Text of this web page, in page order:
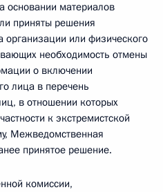
основании материалов
приняты решения
или физического
необходимость отмены
о включении
лица в перечень
в отношении которых
к экстремистской
Межведомственная
принятое решение.
комиссии,